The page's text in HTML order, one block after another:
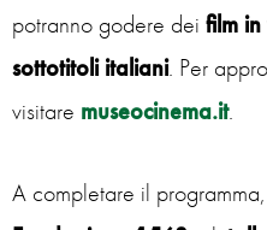
potranno godere dei film
sottotitoli italiani. Per
visitare museocinema.it.
A completare il